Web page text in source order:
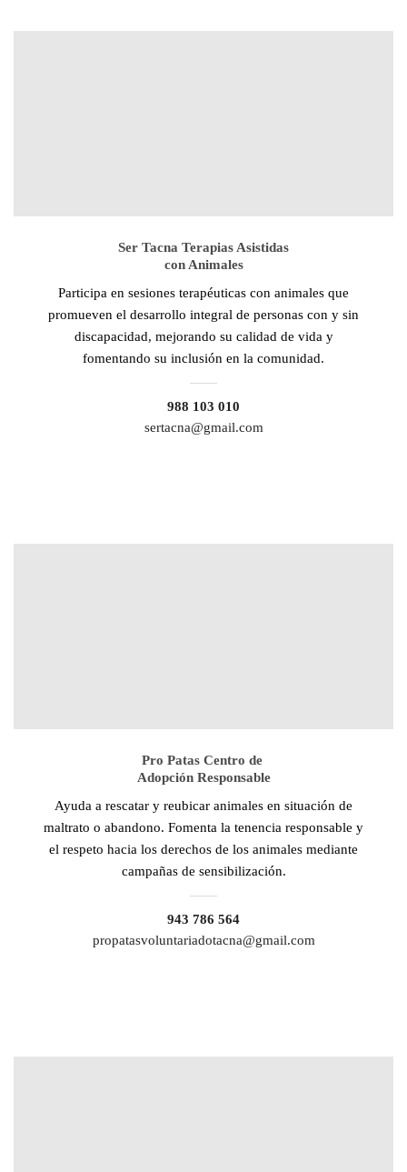
Ser Tacna Terapias Asistidas
con Animales
Participa en sesiones terapéuticas con animales que
promueven el desarrollo integral de personas con y sin
discapacidad, mejorando su calidad de vida y
fomentando su inclusión en la comunidad.
988 103 010
sertacna@gmail.com
Pro Patas Centro de
Adopción Responsable
Ayuda a rescatar y reubicar animales en situación de
maltrato o abandono. Fomenta la tenencia responsable y
el respeto hacia los derechos de los animales mediante
campañas de sensibilización.
943 786 564
propatasvoluntariadotacna@gmail.com